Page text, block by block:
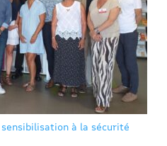
sensibilisation à la sécurité